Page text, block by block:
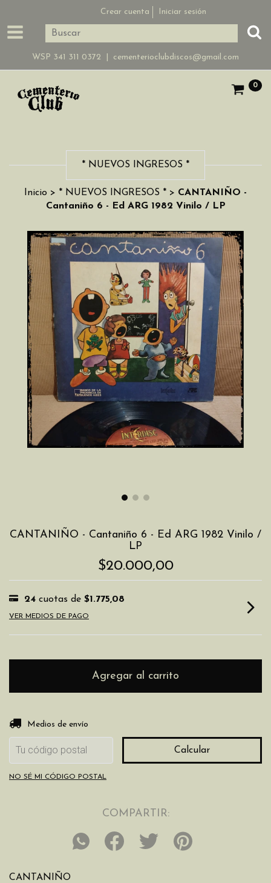
Crear cuenta Iniciar sesión
WSP 341 311 0372 | cementerioclubdiscos@gmail.com
0
* NUEVOS INGRESOS *
Inicio > * NUEVOS INGRESOS * > CANTANIÑO -
Cantaniño 6 - Ed ARG 1982 Vinilo / LP
CANTANIÑO - Cantaniño 6 - Ed ARG 1982 Vinilo /
LP
$20.000,00
24 cuotas de $1.775,08
VER MEDIOS DE PAGO
Entregas para el CP:
Medios de envío
Calcular
NO SÉ MI CÓDIGO POSTAL
COMPARTIR:
CANTANIÑO